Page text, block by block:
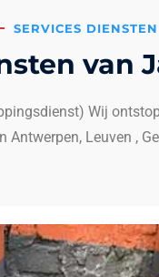
SERVICES DIENSTEN
van
Wij
Antwerpen, Leuven ,